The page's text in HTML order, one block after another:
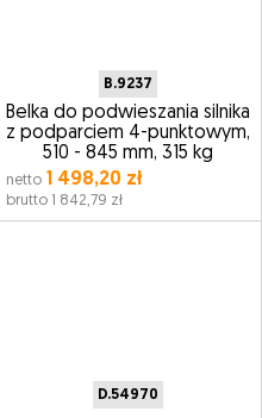
B.9237
Belka do podwieszania silnika
z podparciem 4-punktowym,
510 - 845 mm, 315 kg
netto1 498,20 zł
brutto 1 842,79 zł
D.54970